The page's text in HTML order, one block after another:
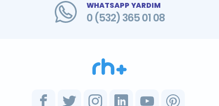
WHATSAPP YARDIM
0 (532) 365 01 08